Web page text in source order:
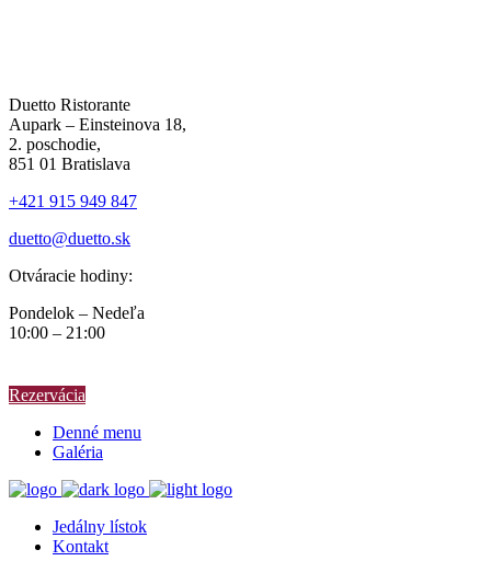
Duetto Ristorante
Aupark – Einsteinova 18,
2. poschodie,
851 01 Bratislava
+421 915 949 847
duetto@duetto.sk
Otváracie hodiny:
Pondelok – Nedeľa
10:00 – 21:00
Rezervácia
Denné menu
Galéria
Jedálny lístok
Kontakt